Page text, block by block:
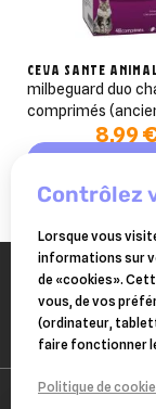
CEVA SANTE
milbeguard duo
comprimés
milbactor)8,99
Ajouter au
contrôlez
Lorsque vous
informations sur
de «cookies».
vous, de vos
(ordinateur,
faire fonctionner
Politique de cookie